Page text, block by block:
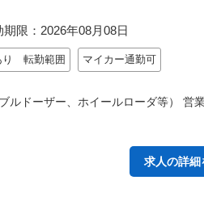
限： 2026年08月08日
り 転勤範囲 マイカー通勤可
ルドーザー、ホイールローダ等）
求人の詳細